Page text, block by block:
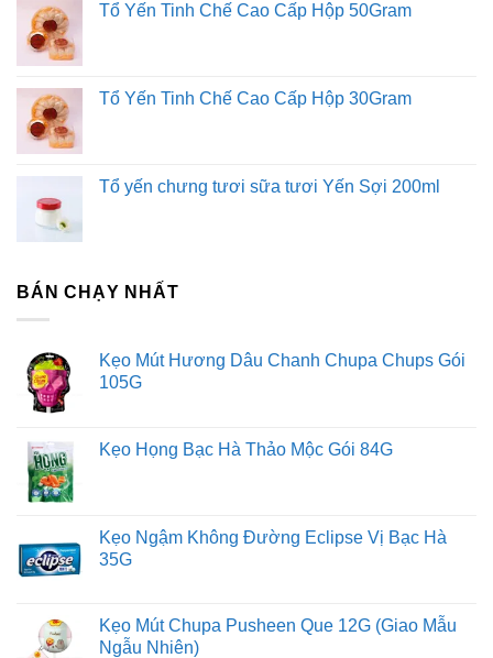
Tổ Yến Tinh Chế Cao Cấp Hộp 50Gram
Tổ Yến Tinh Chế Cao Cấp Hộp 30Gram
Tổ yến chưng tươi sữa tươi Yến Sợi 200ml
BÁN CHẠY NHẤT
Kẹo Mút Hương Dâu Chanh Chupa Chups Gói
105G
Kẹo Họng Bạc Hà Thảo Mộc Gói 84G
Kẹo Ngậm Không Đường Eclipse Vị Bạc Hà
35G
Kẹo Mút Chupa Pusheen Que 12G (Giao Mẫu
Ngẫu Nhiên)